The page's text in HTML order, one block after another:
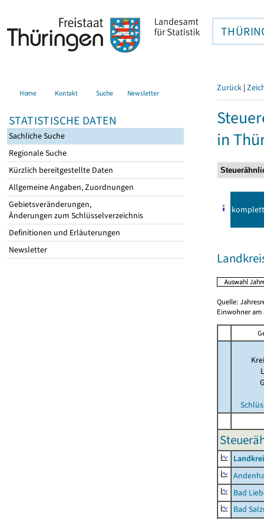
Home Kontakt Suche Newsletter
STATISTISCHE DATEN
Sachliche Suche
Regionale Suche
Kürzlich bereitgestellte Daten
Allgemeine Angaben, Zuordnungen
Gebietsveränderungen,
Änderungen zum Schlüsselverzeichnis
Definitionen und Erläuterungen
Newsletter
Zurück |
in
komplett
Quelle:
Einwohner am
Bad
Bad